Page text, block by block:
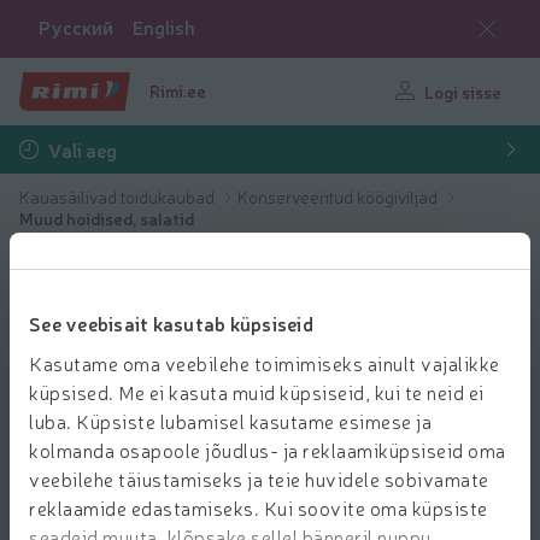
See veebisait kasutab küpsiseid
Kasutame oma veebilehe toimimiseks ainult vajalikke
küpsised. Me ei kasuta muid küpsiseid, kui te neid ei
luba. Küpsiste lubamisel kasutame esimese ja
kolmanda osapoole jõudlus- ja reklaamiküpsiseid oma
veebilehe täiustamiseks ja teie huvidele sobivamate
reklaamide edastamiseks. Kui soovite oma küpsiste
Русский English
Rimi.ee Logi sisse
Vali aeg
Kauasäilivad toidukaubad
Konserveeritud köögiviljad
Muud hoidised, salatid